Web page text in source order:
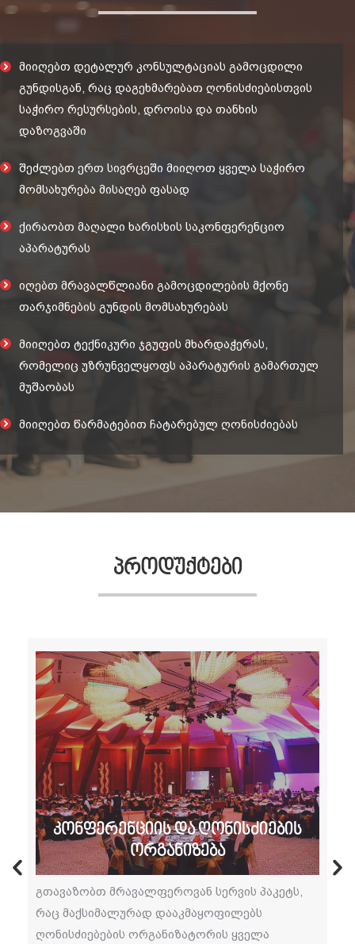
მიიღებთ დეტალურ კონსულტაციას გამოცდილი
გუნდისგან, რაც დაგეხმარებათ ღონისძიებისთვის
საჭირო რესურსების, დროისა და თანხის
დაზოგვაში
შეძლებთ ერთ სივრცეში მიიღოთ ყველა საჭირო
მომსახურება მისაღებ ფასად
ქირაობთ მაღალი ხარისხის საკონფერენციო
აპარატურას
იღებთ მრავალწლიანი გამოცდილების მქონე
თარჯიმნების გუნდის მომსახურებას
მიიღებთ ტექნიკური ჯგუფის მხარდაჭერას,
რომელიც უზრუნველყოფს აპარატურის გამართულ
მუშაობას
მიიღებთ წარმატებით ჩატარებულ ღონისძიებას
პროდუქტები
კონფერენციის და ღონისძიების
ორგანიზება
გთავაზობთ მრავალფეროვან სერვის პაკეტს,
რაც მაქსიმალურად დააკმაყოფილებს
ღონისძიებების ორგანიზატორის ყველა